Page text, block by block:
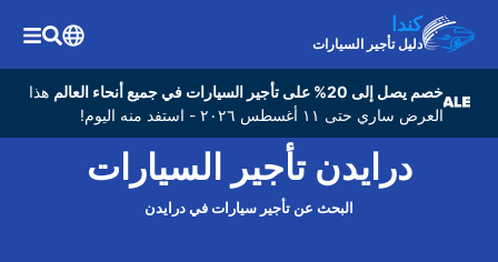
كندا
دليل تأجير السيارات
خصم يصل إلى 20% على تأجير السيارات في جميع أنحاء العالم
هذا
العرض ساري حتى ١١ أغسطس ٢٠٢٦ - استفد منه اليوم!
درايدن تأجير السيارات
البحث عن تأجير سيارات في درايدن